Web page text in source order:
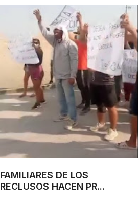
FAMILIARES DE LOS
RECLUSOS HACEN PR...